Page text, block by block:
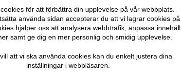
för att förbättra din upplevelse på vår webbplats.
använda sidan accepterar du att vi lagrar cookies på
hjälper oss att analysera webbtrafik, anpassa innehåll
samt ge dig en mer personlig och smidig upplevelse.
att vi ska använda cookies kan du enkelt justera dina
inställningar i webbläsaren.
som är populärt hos både Prisjakt,
Enligt dem återfuktar det bra samtidigt
kom detta på tredje plats. Det fick